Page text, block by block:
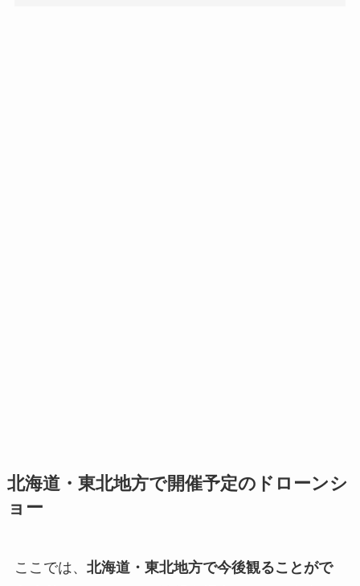
北海道・東北地方で開催予定のドローンシ
ョー
ここでは、 北海道・東北地方で今後観ることがで